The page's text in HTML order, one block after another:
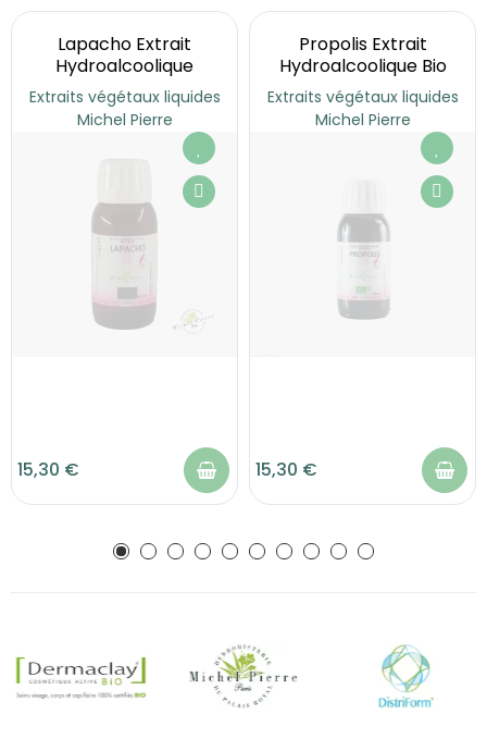
Lapacho Extrait
Hydroalcoolique
Extraits végétaux liquides
Michel Pierre
15,30 €
Propolis Extrait
Hydroalcoolique Bio
Extraits végétaux liquides
Michel Pierre
15,30 €